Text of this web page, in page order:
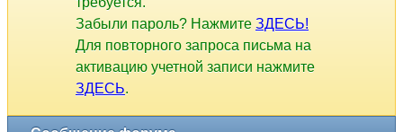
Для просмотра сообщений регистрация не
требуется.
Забыли пароль? НажмитеЗДЕСЬ!
Для повторного запроса письма на
активацию учетной записи нажмите